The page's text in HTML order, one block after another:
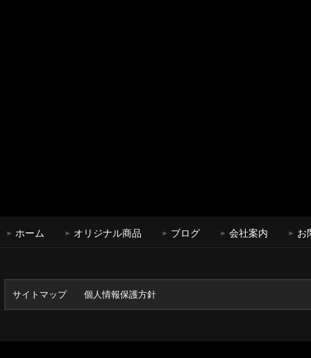
ホーム オリジナル商品 ブログ 会社案内 お
サイトマップ 個人情報保護方針